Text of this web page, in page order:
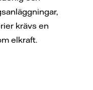
krävs en
elkraft.